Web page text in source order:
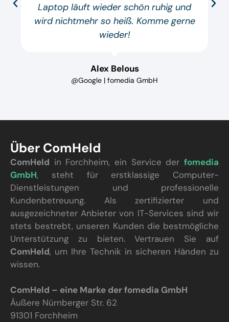
Laptop läuft wieder schön ruhig und
wird nichtmehr so heiß. Komme gerne
wieder!
Alex Belous
@Google | fomedia GmbH
Über ComHeld
ComHeld in Forchheim, ein Service der fomedia
GmbH, steht für erstklassige Computer-
Dienstleistungen und professionelle
Kundenbetreuung. Als zertifizierter und
ausgezeichneter Anbieter von IT-Services sind wir
stets bestrebt, unseren Kunden die bestmögliche
Unterstützung zu bieten. Vertrauen Sie auf
ComHeld, um Ihre Technik in sicheren Händen zu
wissen.
ComHeld – eine Marke der fomedia GmbH
Äußere Nürnberger Str. 62
91301 Forchheim